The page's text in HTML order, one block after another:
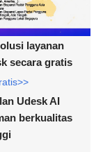
layanan
secara gratis
Udesk AI
berkualitas